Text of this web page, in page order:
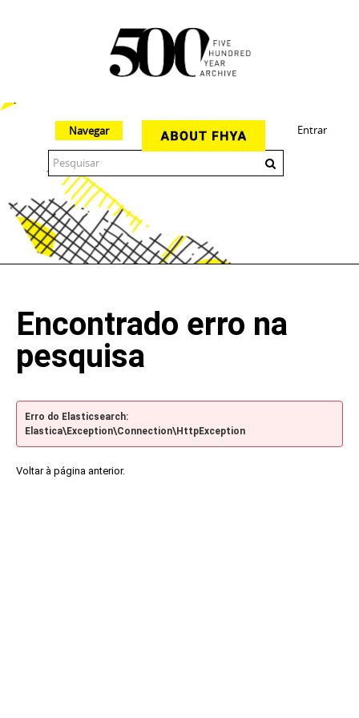
Entrar
Navegar
Encontrado erro na
pesquisa
Erro do Elasticsearch:
Elastica\Exception\Connection\HttpException
Voltar à página anterior.